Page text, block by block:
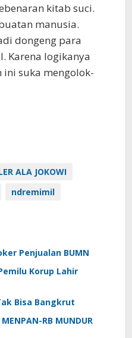
kitab suci.
manusia.
dongeng para
Karena logikanya
suka mengolok-
ALA JOKOWI
ndremimil
Penjualan BUMN
Korup Lahir
Bisa Bangkrut
RB MUNDUR